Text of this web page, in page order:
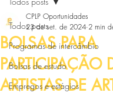
Todos posts
Programas de intercâmbio
Bolsas de estudo
Empregos e estágios
BOLSAS PARA
PARTICIPAÇÃO
ARTISTAS DE
CPLP Oportunidades
23 de set. de 2024 2 min